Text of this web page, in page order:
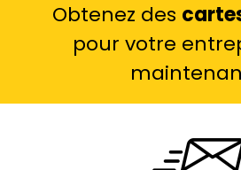
Obtenez des
pour votre